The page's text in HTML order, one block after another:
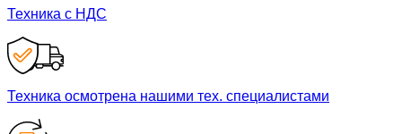
Техника с НДС
Техника осмотрена нашими тех. специалистами